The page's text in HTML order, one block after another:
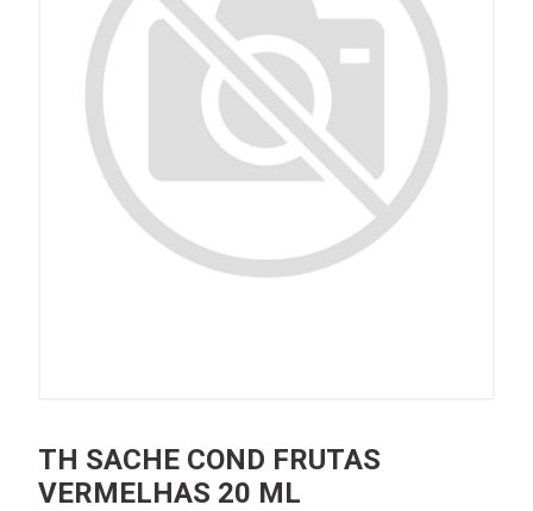
TH SACHE COND FRUTAS
VERMELHAS 20 ML